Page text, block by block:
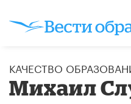
КАЧЕСТВО
Михаил